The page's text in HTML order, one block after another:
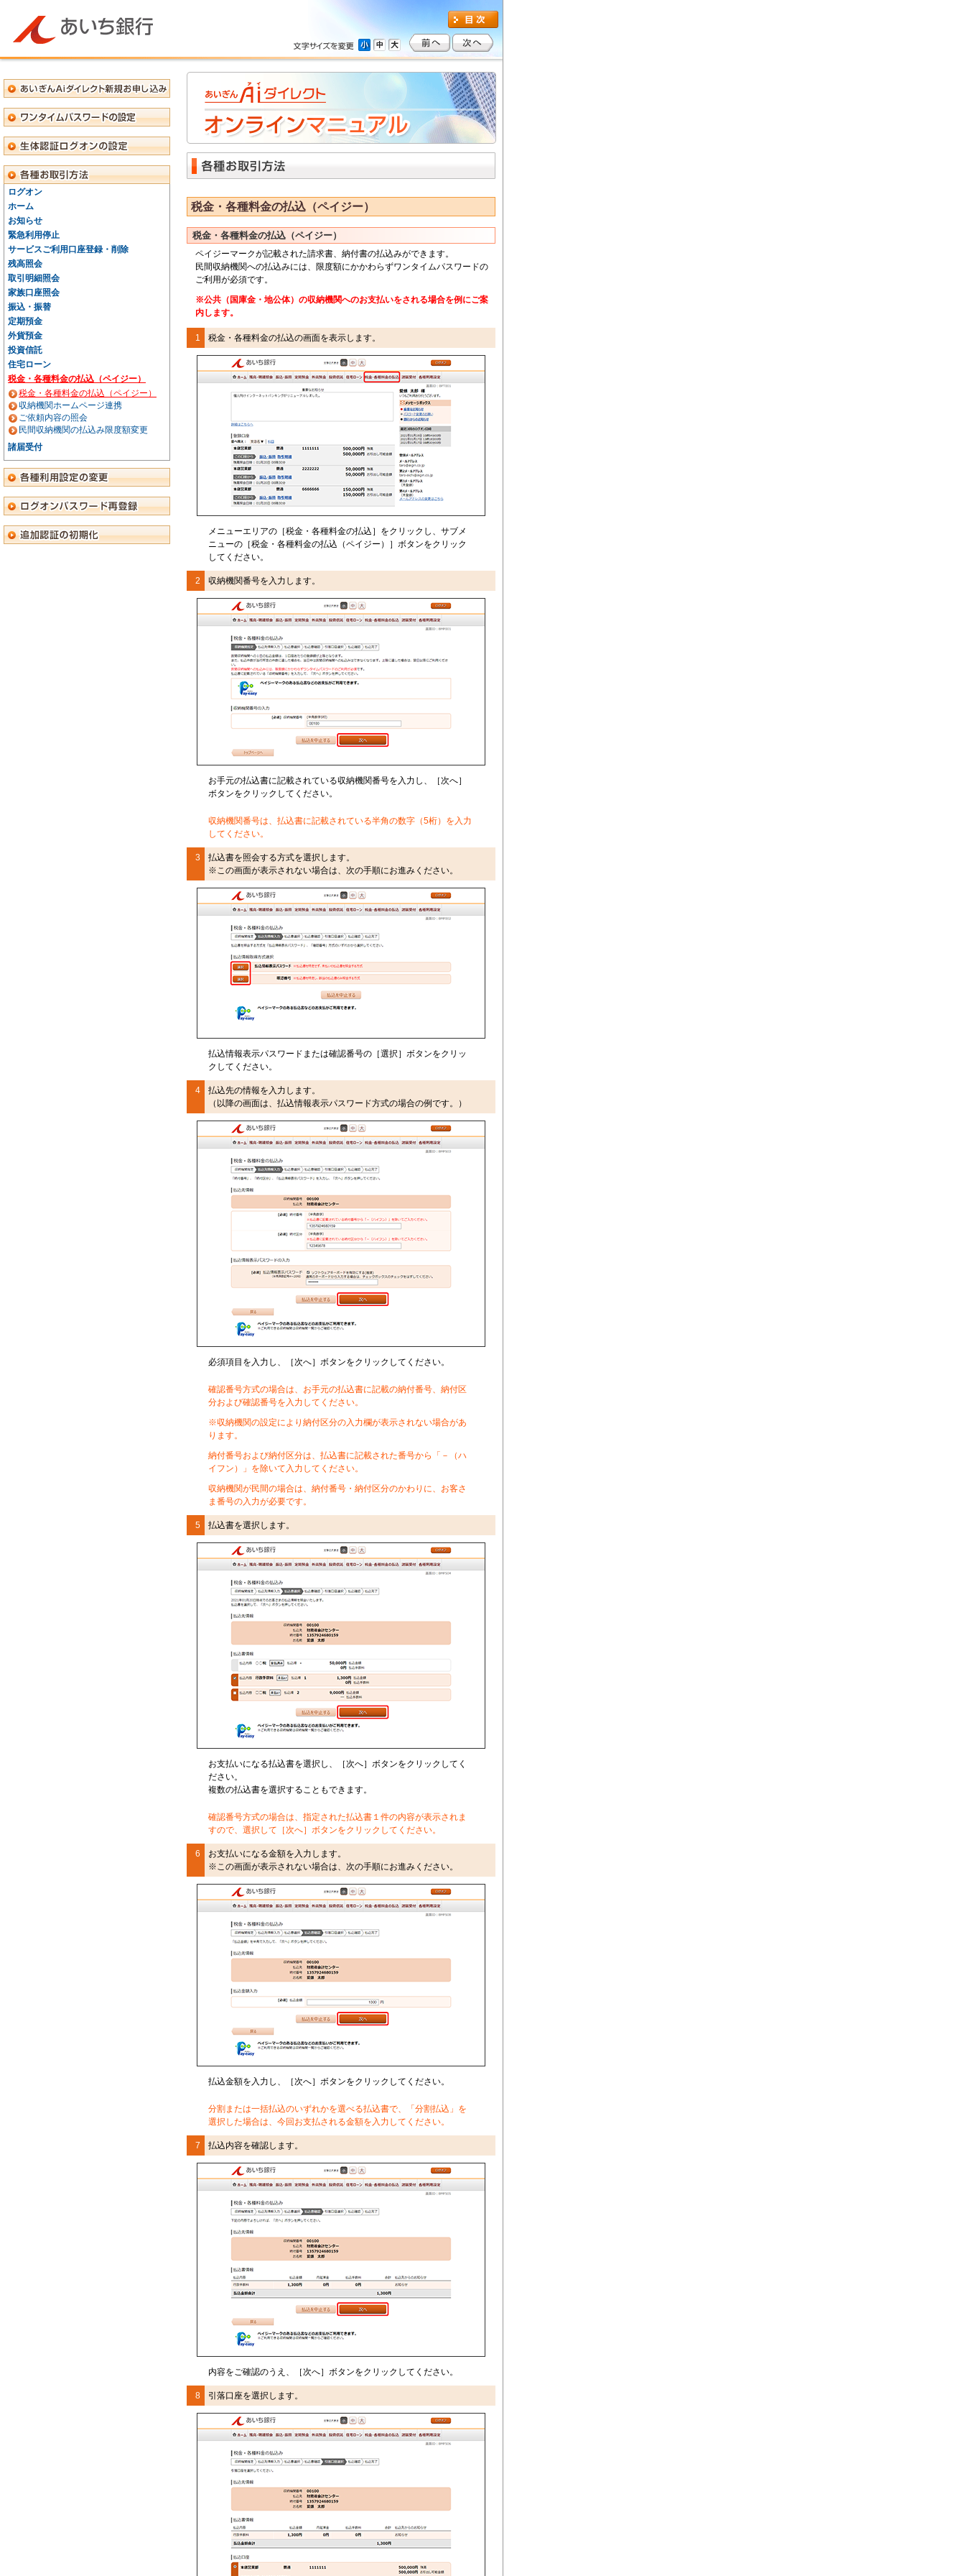
ログオン
ホーム
お知らせ
緊急利用停止
サービスご利用口座登録・削除
残高照会
取引明細照会
家族口座照会
振込・振替
定期預金
外貨預金
投資信託
住宅ローン
税金・各種料金の払込（ペイジー）
税金・各種料金の払込（ペイジー）
収納機関ホームページ連携
ご依頼内容の照会
民間収納機関の払込み限度額変更
諸届受付
税金・各種料金の払込（ペイジー）
税金・各種料金の払込（ペイジー）
ペイジーマークが記載された請求書、納付書の払込みができます。
民間収納機関への払込みには、限度額にかかわらずワンタイムパスワードの
ご利用が必須です。
※公共（国庫金・地公体）の収納機関へのお支払いをされる場合を例にご案
内します。
1 税金・各種料金の払込の画面を表示します。
メニューエリアの［税金・各種料金の払込］をクリックし、サブメ
ニューの［税金・各種料金の払込（ペイジー）］ボタンをクリック
してください。
2 収納機関番号を入力します。
お手元の払込書に記載されている収納機関番号を入力し、［次へ］
ボタンをクリックしてください。
収納機関番号は、払込書に記載されている半角の数字（5桁）を入力
してください。
3
払込書を照会する方式を選択します。
※この画面が表示されない場合は、次の手順にお進みください。
払込情報表示パスワードまたは確認番号の［選択］ボタンをクリッ
クしてください。
4
払込先の情報を入力します。
（以降の画面は、払込情報表示パスワード方式の場合の例です。）
必須項目を入力し、［次へ］ボタンをクリックしてください。
確認番号方式の場合は、お手元の払込書に記載の納付番号、納付区
分および確認番号を入力してください。
※収納機関の設定により納付区分の入力欄が表示されない場合があ
ります。
納付番号および納付区分は、払込書に記載された番号から「－（ハ
イフン）」を除いて入力してください。
収納機関が民間の場合は、納付番号・納付区分のかわりに、お客さ
ま番号の入力が必要です。
5 払込書を選択します。
お支払いになる払込書を選択し、［次へ］ボタンをクリックしてく
ださい。
複数の払込書を選択することもできます。
確認番号方式の場合は、指定された払込書１件の内容が表示されま
すので、選択して［次へ］ボタンをクリックしてください。
6
お支払いになる金額を入力します。
※この画面が表示されない場合は、次の手順にお進みください。
払込金額を入力し、［次へ］ボタンをクリックしてください。
分割または一括払込のいずれかを選べる払込書で、「分割払込」を
選択した場合は、今回お支払される金額を入力してください。
7 払込内容を確認します。
内容をご確認のうえ、［次へ］ボタンをクリックしてください。
8 引落口座を選択します。